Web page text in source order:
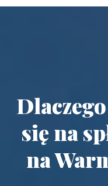
się na
na